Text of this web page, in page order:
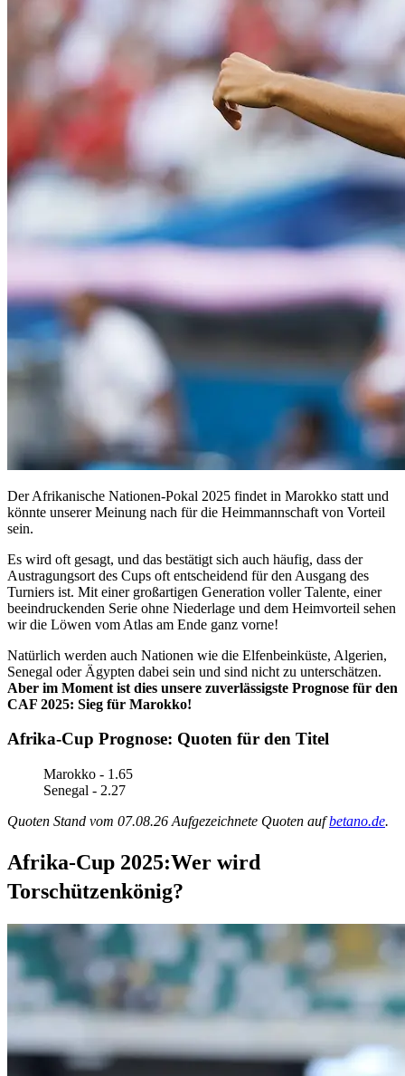
Der Afrikanische Nationen-Pokal 2025 findet in Marokko statt und
könnte unserer Meinung nach für die Heimmannschaft von Vorteil
sein.
Es wird oft gesagt, und das bestätigt sich auch häufig, dass der
Austragungsort des Cups oft entscheidend für den Ausgang des
Turniers ist. Mit einer großartigen Generation voller Talente, einer
beeindruckenden Serie ohne Niederlage und dem Heimvorteil sehen
wir die Löwen vom Atlas am Ende ganz vorne!
Natürlich werden auch Nationen wie die Elfenbeinküste, Algerien,
Senegal oder Ägypten dabei sein und sind nicht zu unterschätzen.
Aber im Moment ist dies unsere zuverlässigste Prognose für den
CAF 2025: Sieg für Marokko!
Afrika-Cup Prognose: Quoten für den Titel
Marokko - 1.65
Senegal - 2.27
Quoten Stand vom 07.08.26 Aufgezeichnete Quoten aufbetano.de.
Afrika-Cup 2025:Wer wird
Torschützenkönig?